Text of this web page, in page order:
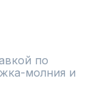
по
молния и